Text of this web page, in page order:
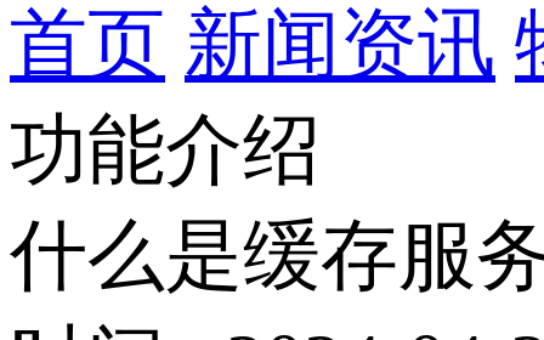
首页 新闻资讯
功能介绍
什么是缓存服